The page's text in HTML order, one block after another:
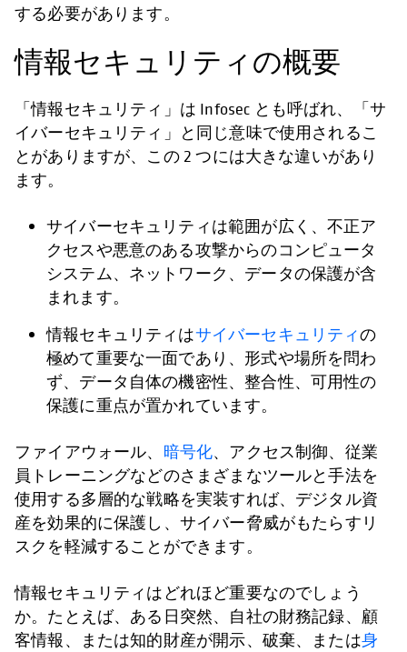
する必要があります。
情報セキュリティの概要
「情報セキュリティ」は Infosec とも呼ばれ、「サ
イバーセキュリティ」と同じ意味で使用されるこ
とがありますが、この 2 つには大きな違いがあり
ます。
サイバーセキュリティは範囲が広く、不正ア
クセスや悪意のある攻撃からのコンピュータ
システム、ネットワーク、データの保護が含
まれます。
情報セキュリティはサイバーセキュリティの
極めて重要な一面であり、形式や場所を問わ
ず、データ自体の機密性、整合性、可用性の
保護に重点が置かれています。
ファイアウォール、 暗号化、アクセス制御、従業
員トレーニングなどのさまざまなツールと手法を
使用する多層的な戦略を実装すれば、デジタル資
産を効果的に保護し、サイバー脅威がもたらすリ
スクを軽減することができます。
情報セキュリティはどれほど重要なのでしょう
か。たとえば、ある日突然、自社の財務記録、顧
客情報、または知的財産が開示、破棄、または身